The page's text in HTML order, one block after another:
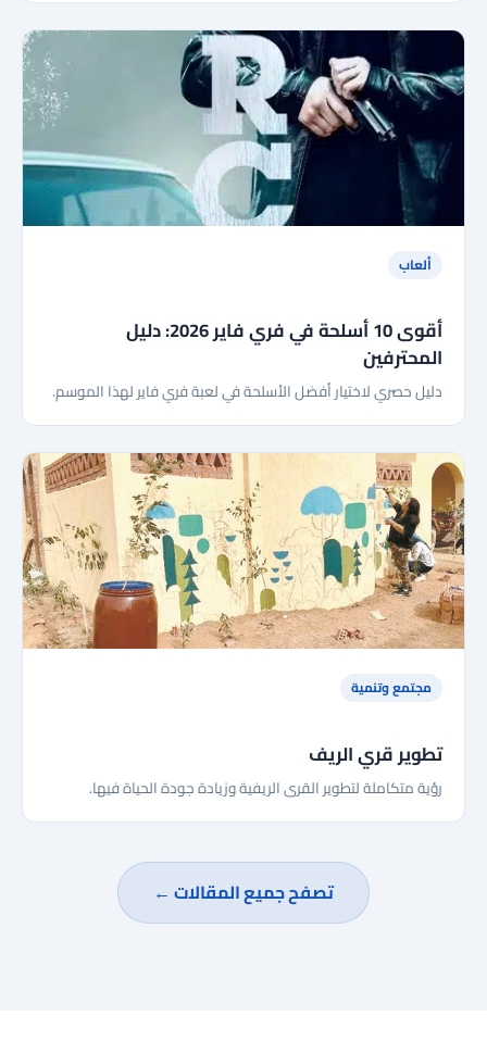
ألعاب
أقوى 10 أسلحة في فري فاير 2026: دليل
المحترفين
دليل حصري لاختيار أفضل الأسلحة في لعبة فري فاير لهذا الموسم.
مجتمع وتنمية
تطوير قري الريف
رؤية متكاملة لتطوير القرى الريفية وزيادة جودة الحياة فيها.
تصفح جميع المقالات ←